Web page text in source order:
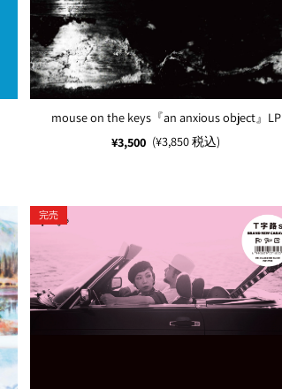
mouse on the keys『an anxious object』LP
¥3,500 (¥3,850 税込)
完売